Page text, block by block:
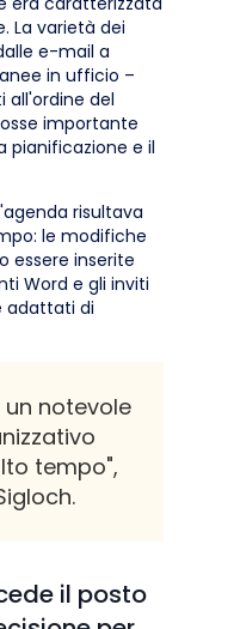
La varietà dei
e-mail a
in ufficio –
all'ordine del
importante
pianificazione e il
risultava
le modifiche
essere inserite
Word e gli inviti
adattati di
notevole
tempo",
il posto